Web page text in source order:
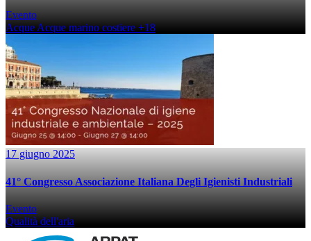
Evento
Acque Acque marino costiere +18
17 giugno 2025
41° Congresso Associazione Italiana Degli Igienisti Industriali
Evento
Qualità dell'aria